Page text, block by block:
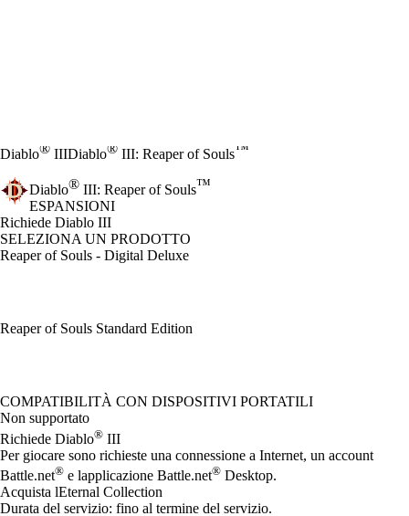
Diablo® IIIDiablo® III: Reaper of Souls™
Diablo® III: Reaper of Souls™
ESPANSIONI
Product Notification
Richiede Diablo III
SELEZIONA UN PRODOTTO
Reaper of Souls - Digital Deluxe
Reaper of Souls Standard Edition
Available actions
COMPATIBILITÀ CON DISPOSITIVI PORTATILI
Non supportato
Richiede Diablo® III
Per giocare sono richieste una connessione a Internet, un account
Battle.net® e lapplicazione Battle.net® Desktop.
Acquista lEternal Collection
Durata del servizio: fino al termine del servizio.